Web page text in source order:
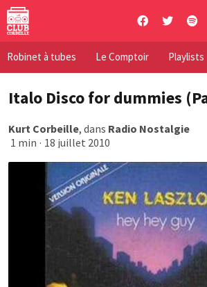
Skip
content
Robinet à tubes Le Comptoir Playlists
Italo Disco for dummies
Kurt Corbeille, dans Radio Nostalgie
1 min · 18 juillet 2010